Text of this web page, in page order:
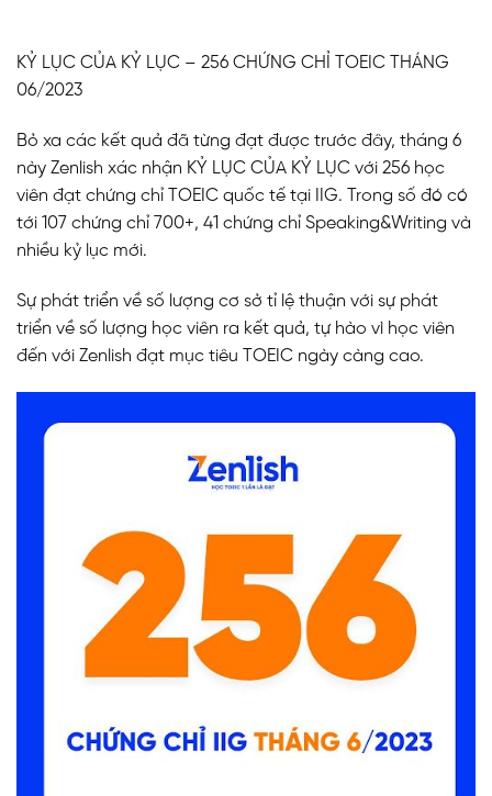
KỶ LỤC CỦA KỶ LỤC – 256 CHỨNG CHỈ TOEIC THÁNG
06/2023
Bỏ xa các kết quả đã từng đạt được trước đây, tháng 6
này Zenlish xác nhận KỶ LỤC CỦA KỶ LỤC với 256 học
viên đạt chứng chỉ TOEIC quốc tế tại IIG. Trong số đó có
tới 107 chứng chỉ 700+, 41 chứng chỉ Speaking&Writing và
nhiều kỷ lục mới.
Sự phát triển về số lượng cơ sở tỉ lệ thuận với sự phát
triển về số lượng học viên ra kết quả, tự hào vì học viên
đến với Zenlish đạt mục tiêu TOEIC ngày càng cao.